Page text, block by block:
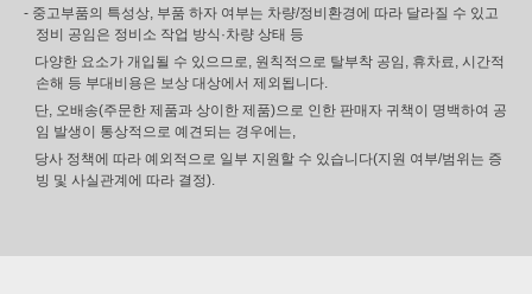
- 중고부품의 특성상, 부품 하자 여부는 차량/정비환경에 따라 달라질 수 있고
정비 공임은 정비소 작업 방식·차량 상태 등
다양한 요소가 개입될 수 있으므로, 원칙적으로 탈부착 공임, 휴차료, 시간적
손해 등 부대비용은 보상 대상에서 제외됩니다.
단, 오배송(주문한 제품과 상이한 제품)으로 인한 판매자 귀책이 명백하여 공
임 발생이 통상적으로 예견되는 경우에는,
당사 정책에 따라 예외적으로 일부 지원할 수 있습니다(지원 여부/범위는 증
빙 및 사실관계에 따라 결정).